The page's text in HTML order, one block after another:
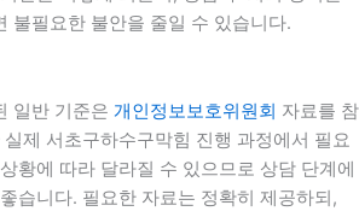
불필요한 불안을 줄일 수 있습니다.
일반 기준은 개인정보보호위원회 자료를 참
제 서초구하수구막힘 진행 과정에서 필요
황에 따라 달라질 수 있으므로 상담 단계에
습니다. 필요한 자료는 정확히 제공하되,